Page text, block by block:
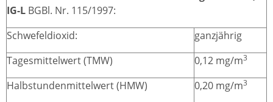
IG-L BGBl. Nr. 115/1997:
Schwefeldioxid:
ganzjährig
Tagesmittelwert (TMW)
0,12 mg/m3
Halbstundenmittelwert (HMW) 0,20 mg/m3